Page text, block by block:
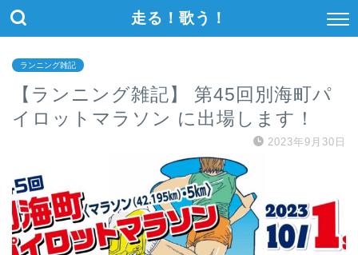
走る！歌う！
ランニング雑記
【ランニング雑記】 第45回別海町パ
イロットマラソン に出場します！
2023年9月30日